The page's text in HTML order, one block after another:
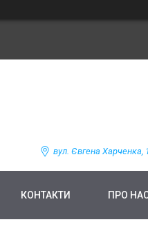
вул. Євгена Харченка,
КОНТАКТИ ПРО